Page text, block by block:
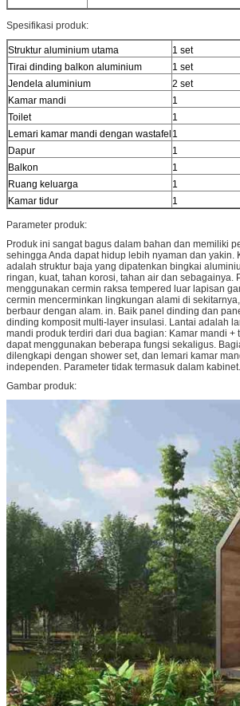
Spesifikasi produk:
Struktur aluminium utama
1 set
Tirai dinding balkon aluminium
1 set
Jendela aluminium
2 set
Kamar mandi
1
Toilet
1
Lemari kamar mandi dengan wastafel 1
Dapur
1
Balkon
1
Ruang keluarga
1
Kamar tidur
1
Parameter produk:
Produk ini sangat bagus dalam bahan dan memiliki
sehingga Anda dapat hidup lebih nyaman dan yakin.
adalah struktur baja yang dipatenkan bingkai
ringan, kuat, tahan korosi, tahan air dan sebagainya.
menggunakan cermin raksa tempered luar lapisan
cermin mencerminkan lingkungan alami di
berbaur dengan alam. in. Baik panel dinding dan
dinding komposit multi-layer insulasi. Lantai adalah
mandi produk terdiri dari dua bagian: Kamar mandi +
dapat menggunakan beberapa fungsi sekaligus.
dilengkapi dengan shower set, dan lemari kamar
independen. Parameter tidak termasuk dalam kabinet.
Gambar produk: